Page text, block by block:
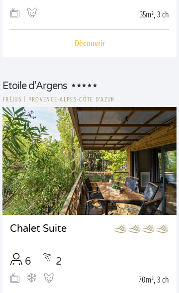
35m², 3 ch
Découvrir
Etoile d'Argens
FRÉJUS PROVENCE-ALPES-CÔTE D'AZUR
Chalet Suite
6 2
70m², 3 ch